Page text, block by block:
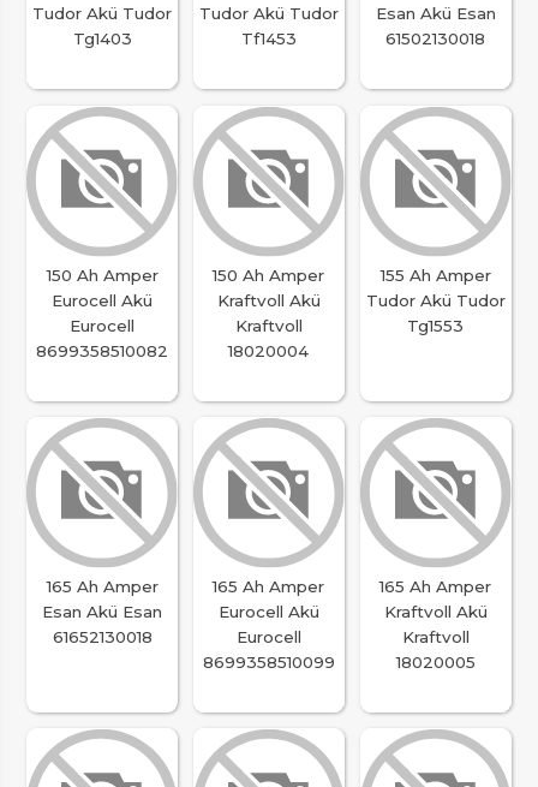
Tudor Akü Tudor
Tg1403
Tudor Akü Tudor
Tf1453
Esan Akü Esan
61502130018
150 Ah Amper
Eurocell Akü
Eurocell
8699358510082
150 Ah Amper
Kraftvoll Akü
Kraftvoll
18020004
155 Ah Amper
Tudor Akü Tudor
Tg1553
165 Ah Amper
Esan Akü Esan
61652130018
165 Ah Amper
Eurocell Akü
Eurocell
8699358510099
165 Ah Amper
Kraftvoll Akü
Kraftvoll
18020005